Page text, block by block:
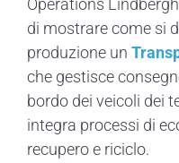
Operations
di mostrare come si
produzione un
che gestisce
bordo dei veicoli dei
integra processi di
recupero e riciclo.